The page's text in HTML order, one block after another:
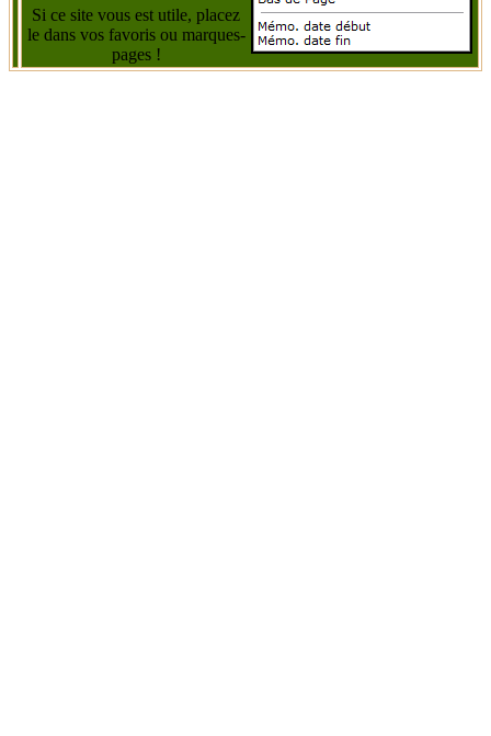
Si ce site vous est utile, placez
le dans vos favoris ou marques-
pages !